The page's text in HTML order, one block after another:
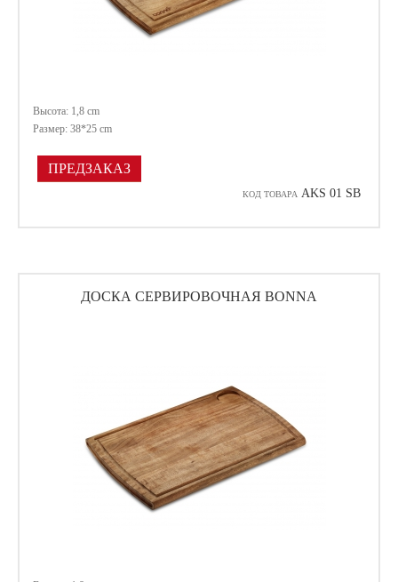
Высота: 1,8 cm
Размер: 38*25 cm
ПРЕДЗАКАЗ
КОД ТОВАРА AKS 01 SB
ДОСКА СЕРВИРОВОЧНАЯ BONNA